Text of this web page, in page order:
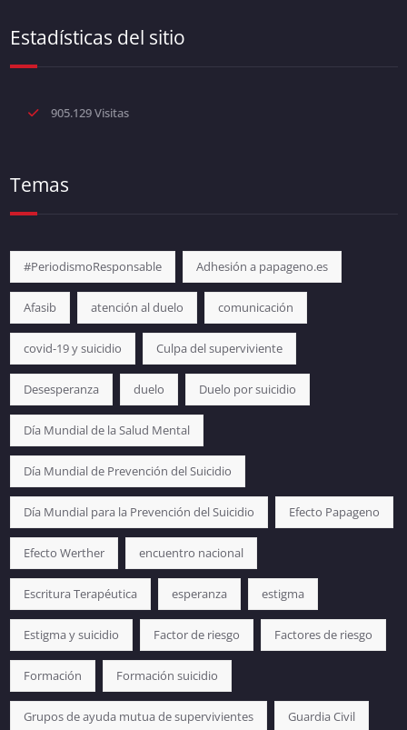
Estadísticas del sitio
905.129 Visitas
Temas
#PeriodismoResponsable Adhesión a papageno.es
Afasib atención al duelo comunicación
covid-19 y suicidio Culpa del superviviente
Desesperanza duelo Duelo por suicidio
Día Mundial de la Salud Mental
Día Mundial de Prevención del Suicidio
Día Mundial para la Prevención del Suicidio Efecto Papageno
Efecto Werther encuentro nacional
Escritura Terapéutica esperanza estigma
Estigma y suicidio Factor de riesgo Factores de riesgo
Formación Formación suicidio
Grupos de ayuda mutua de supervivientes Guardia Civil